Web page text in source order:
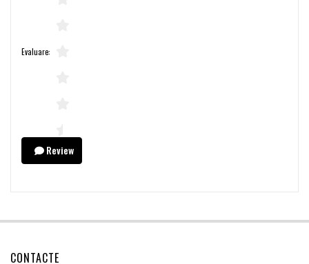
Evaluare:
Review
CONTACTE